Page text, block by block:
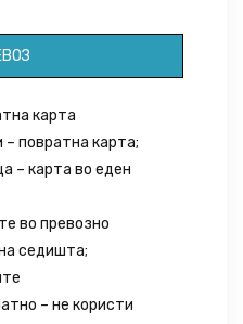
карта
повратна карта;
– карта во еден
во превозно
седишта;
– не користи